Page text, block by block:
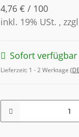
4,76 € / 100
inkl. 19% USt. ,
Sofort verfügbar
Lieferzeit: 1 - 2 Werktage